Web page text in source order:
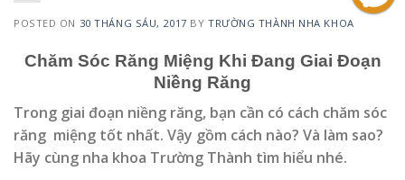
POSTED ON 30 THÁNG SÁU, 2017 BY TRƯỜNG THÀNH NHA KHOA
Chăm Sóc Răng Miệng Khi Đang Giai Đoạn
Niềng Răng
Trong giai đoạn niềng răng, bạn cần có cách chăm sóc
răng miệng tốt nhất. Vậy gồm cách nào? Và làm sao?
Hãy cùng nha khoa Trường Thành tìm hiểu nhé.